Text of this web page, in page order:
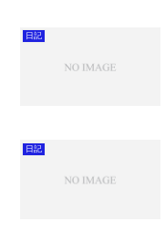
日記
日記